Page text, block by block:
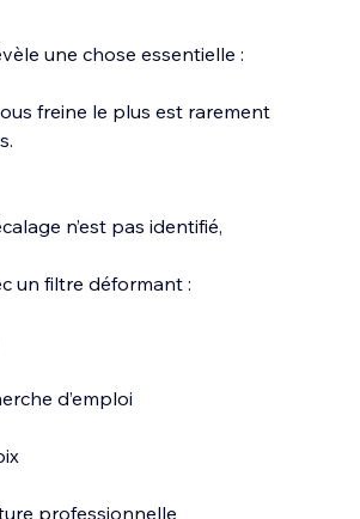
une chose essentielle :
freine le plus est rarement
n’est pas identifié,
un filtre déformant :
d’emploi
professionnelle